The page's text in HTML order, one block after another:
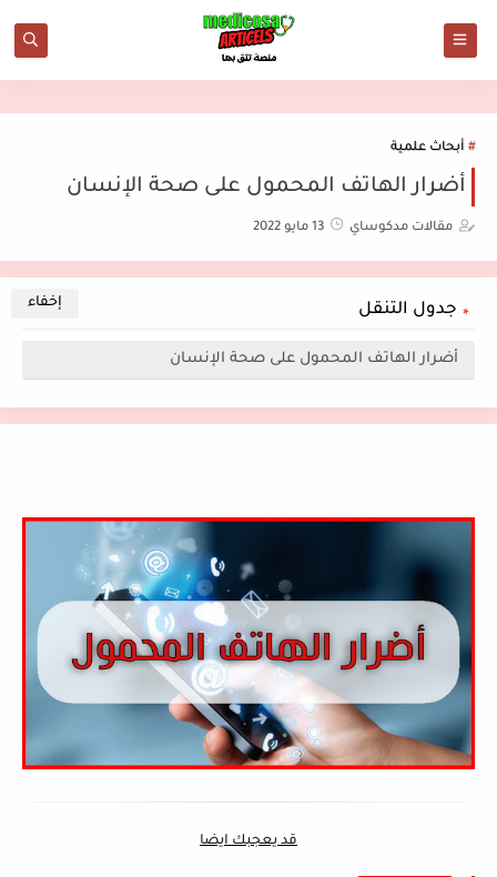
أبحاث علمية
أضرار الهاتف المحمول على صحة الإنسان
مقالات مدكوساي 13 مايو 2022
جدول التنقل
أضرار الهاتف المحمول على صحة الإنسان
قد يعجبك ايضا